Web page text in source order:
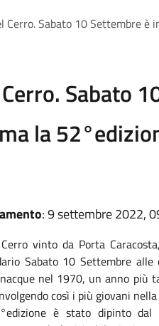
Cerro. Sabato 10 Settembre è
Sabato
la
: 9 settembre 2022,
vinto da Porta
Sabato 10 Settembre
nel 1970, un anno più
così i più giovani
è stato dipinto dal